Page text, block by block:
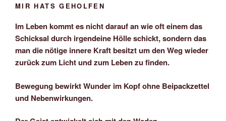
MIR HATS GEHOLFEN
Im Leben kommt es nicht darauf an wie oft einem das
Schicksal durch irgendeine Hölle schickt, sondern das
man die nötige innere Kraft besitzt um den Weg wieder
zurück zum Licht und zum Leben zu finden.
Bewegung bewirkt Wunder im Kopf ohne Beipackzettel
und Nebenwirkungen.